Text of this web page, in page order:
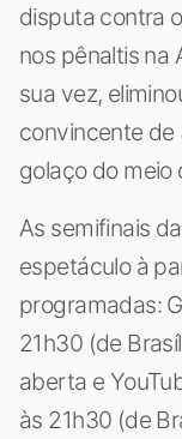
disputa contra
nos pênaltis na
sua vez,
convincente de
golaço do meio
As semifinais
espetáculo à
programadas:
21h30 (de
aberta e
às 21h30 (de